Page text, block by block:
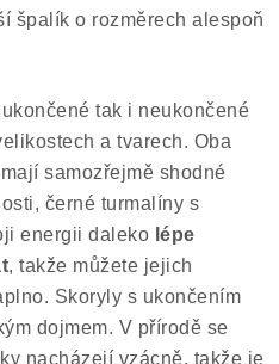
špalík o rozměrech alespoň
tak i neukončené
a tvarech. Oba
samozřejmě shodné
černé turmalíny s
energii daleko lépe
, takže můžete jejich
Skoryly s ukončením
dojmem. V přírodě se
nacházejí vzácně, takže je